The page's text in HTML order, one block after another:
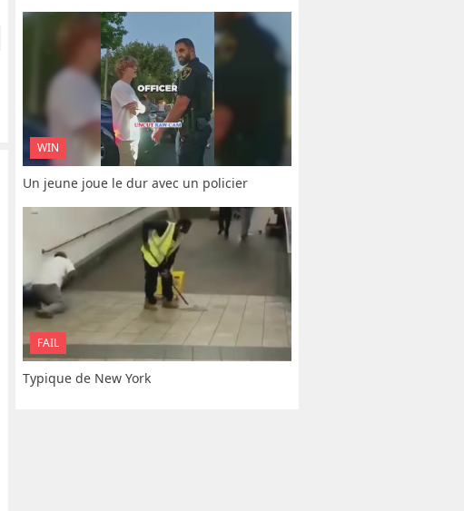
WIN
Un jeune joue le dur avec un policier
FAIL
Typique de New York